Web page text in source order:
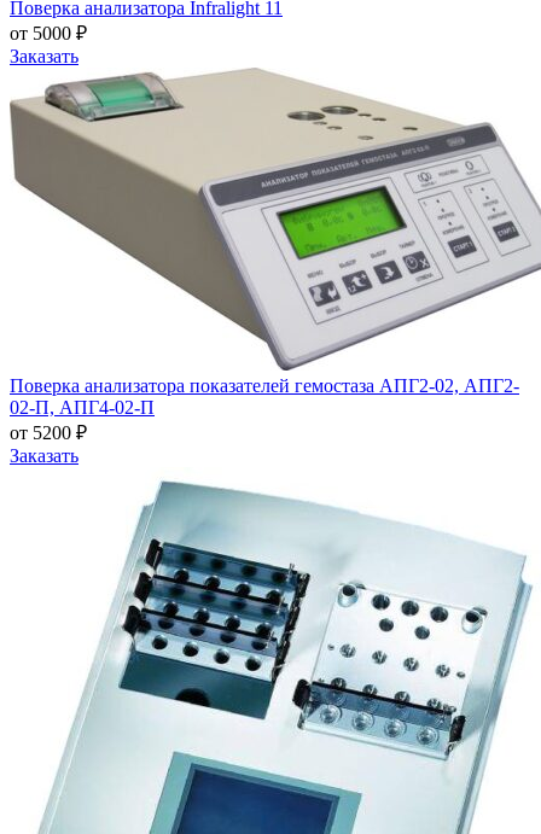
Поверка анализатора Infralight 11
от 5000 ₽
Заказать
Поверка анализатора показателей гемостаза АПГ2-02, АПГ2-
02-П, АПГ4-02-П
от 5200 ₽
Заказать